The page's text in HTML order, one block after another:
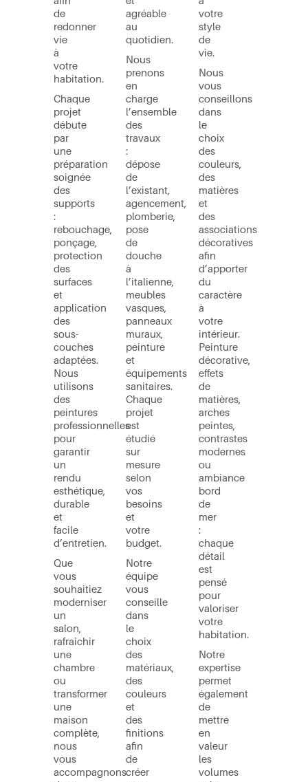
de
redonner
vie
à
votre
habitation.
Chaque
projet
débute
par
une
préparation
soignée
des
supports
:
rebouchage,
ponçage,
protection
des
surfaces
et
application
des
sous-
couches
adaptées.
Nous
utilisons
des
peintures
professionnelles
pour
garantir
un
rendu
esthétique,
durable
et
facile
d’entretien.
Que
vous
souhaitiez
moderniser
un
salon,
rafraîchir
une
chambre
ou
transformer
une
maison
complète,
nous
vous
accompagnons
agréable
au
quotidien.
Nous
prenons
en
charge
l’ensemble
des
travaux
:
dépose
de
l’existant,
agencement,
plomberie,
pose
de
douche
à
l’italienne,
meubles
vasques,
panneaux
muraux,
peinture
et
équipements
sanitaires.
Chaque
projet
est
étudié
sur
mesure
selon
vos
besoins
et
votre
budget.
Notre
équipe
vous
conseille
dans
le
choix
des
matériaux,
des
couleurs
et
des
finitions
afin
de
créer
votre
style
de
vie.
Nous
vous
conseillons
dans
le
choix
des
couleurs,
des
matières
et
des
associations
décoratives
afin
d’apporter
du
caractère
à
votre
intérieur.
Peinture
décorative,
effets
de
matières,
arches
peintes,
contrastes
modernes
ou
ambiance
bord
de
mer
:
chaque
détail
est
pensé
pour
valoriser
votre
habitation.
Notre
expertise
permet
également
de
mettre
en
valeur
les
volumes